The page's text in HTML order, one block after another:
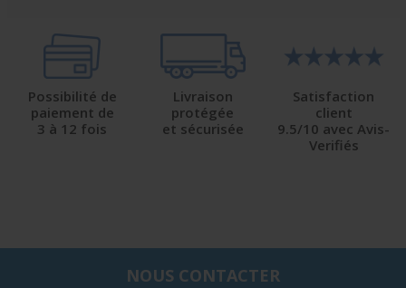
Possibilité de
paiement de
3 à 12 fois
Livraison
protégée
et sécurisée
Satisfaction
client
9.5/10 avec Avis-
Verifiés
NOUS CONTACTER